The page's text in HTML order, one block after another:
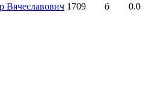
Вячеславович 1709 б 0.0